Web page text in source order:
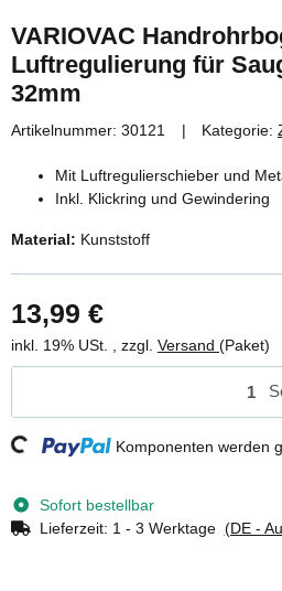
VARIOVAC
Luftregulierung für
32mm
Artikelnummer: 30121 Kategorie:
Mit Luftregulierschieber und
Inkl. Klickring und Gewindering
Material: Kunststoff
13,99 €
inkl. 19% USt. , zzgl. Versand (Paket)
Komponenten werden
Sofort bestellbar
Lieferzeit: 1 - 3 Werktage (DE -